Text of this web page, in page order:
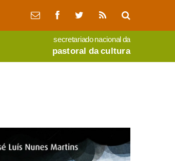
secretariado nacional da
pastoral da cultura